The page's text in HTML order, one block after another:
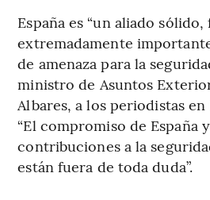
España es “un aliado
extremadamente
de amenaza para la
ministro de Asuntos
Albares, a los periodistas
“El compromiso de España
contribuciones a la
están fuera de toda duda”.